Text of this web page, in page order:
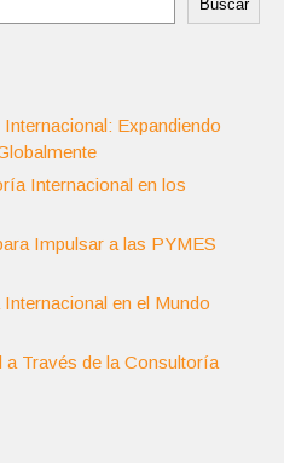
Buscar
Expandiendo
Internacional en los
Impulsar a las PYMES
en el Mundo
Través de la Consultoría